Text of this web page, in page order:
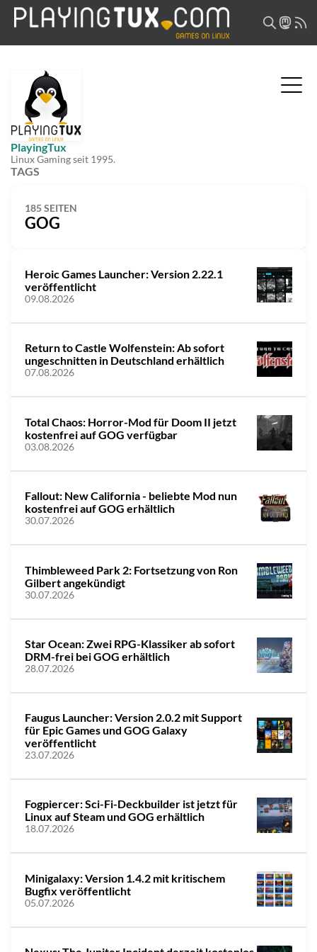
PlayingTux
Linux Gaming seit 1995.
TAGS
185 SEITEN
GOG
Heroic Games Launcher: Version 2.22.1
veröffentlicht
09.08.2026
Return to Castle Wolfenstein: Ab sofort
ungeschnitten in Deutschland erhältlich
07.08.2026
Total Chaos: Horror-Mod für Doom II jetzt
kostenfrei auf GOG verfügbar
03.08.2026
Fallout: New California - beliebte Mod nun
kostenfrei auf GOG erhältlich
30.07.2026
Thimbleweed Park 2: Fortsetzung von Ron
Gilbert angekündigt
30.07.2026
Star Ocean: Zwei RPG-Klassiker ab sofort
DRM-frei bei GOG erhältlich
28.07.2026
Faugus Launcher: Version 2.0.2 mit Support
für Epic Games und GOG Galaxy
veröffentlicht
23.07.2026
Fogpiercer: Sci-Fi-Deckbuilder ist jetzt für
Linux auf Steam und GOG erhältlich
18.07.2026
Minigalaxy: Version 1.4.2 mit kritischem
Bugfix veröffentlicht
05.07.2026